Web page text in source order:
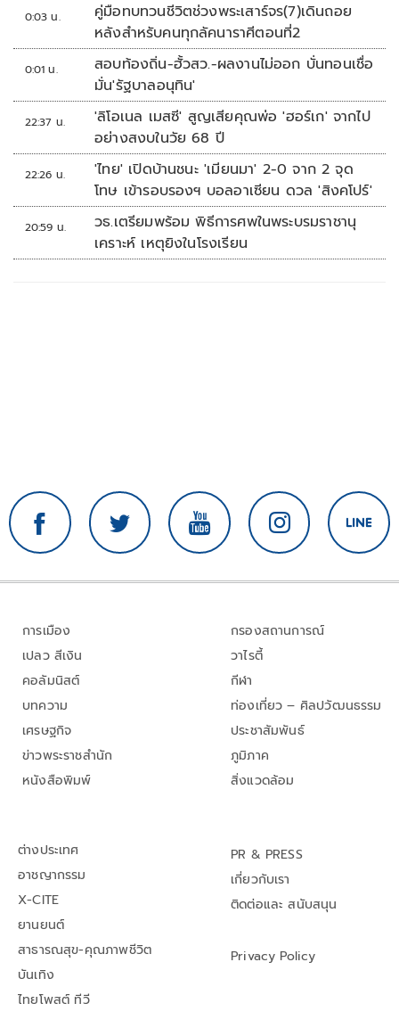
0:03 น.
คู่มือทบทวนชีวิตช่วงพระเสาร์จร(7)เดินถอย
หลังสำหรับคนทุกลัคนาราศีตอนที่2
0:01 น.
สอบท้องถิ่น-ฮั้วสว.-ผลงานไม่ออก บั่นทอนเชื่อ
มั่น'รัฐบาลอนุทิน'
22:37 น.
'ลิโอเนล เมสซี' สูญเสียคุณพ่อ 'ฮอร์เก' จากไป
อย่างสงบในวัย 68 ปี
22:26 น.
'ไทย' เปิดบ้านชนะ 'เมียนมา' 2-0 จาก 2 จุด
โทษ เข้ารอบรองฯ บอลอาเซียน ดวล 'สิงคโปร์'
20:59 น.
วธ.เตรียมพร้อม พิธีการศพในพระบรมราชานุ
เคราะห์ เหตุยิงในโรงเรียน
การเมือง
เปลว สีเงิน
คอลัมนิสต์
บทความ
เศรษฐกิจ
ข่าวพระราชสำนัก
หนังสือพิมพ์
กรองสถานการณ์
วาไรตี้
กีฬา
ท่องเที่ยว – ศิลปวัฒนธรรม
ประชาสัมพันธ์
ภูมิภาค
สิ่งแวดล้อม
ต่างประเทศ
อาชญากรรม
X-CITE
ยานยนต์
สาธารณสุข-คุณภาพชีวิต
บันเทิง
ไทยโพสต์ ทีวี
PR & PRESS
เกี่ยวกับเรา
ติดต่อและ สนับสนุน
Privacy Policy